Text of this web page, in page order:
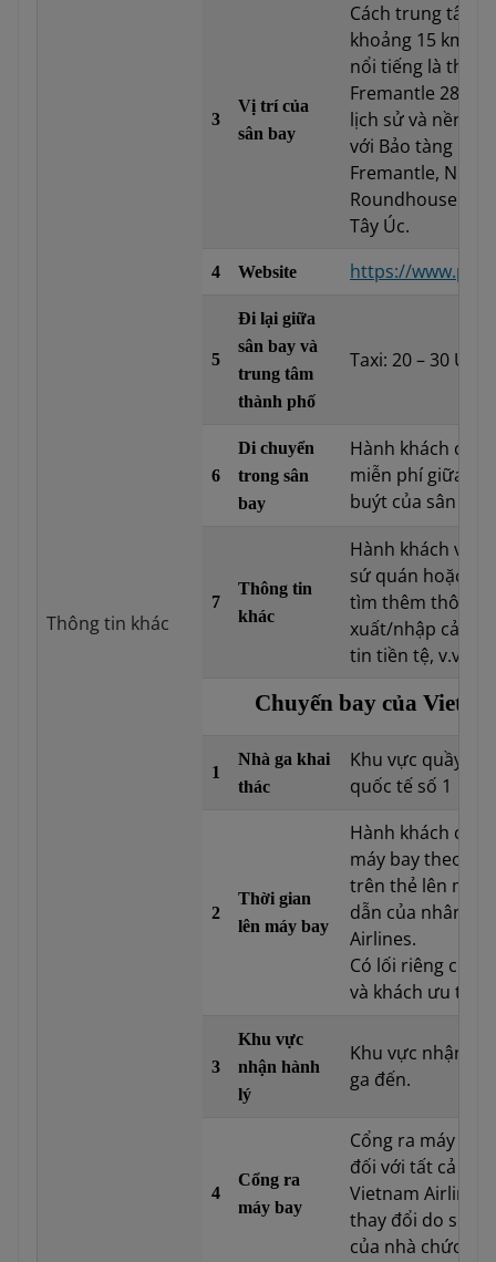
Thông tin khác
3
Vị trí của
sân bay
Cách trung tâm
khoảng 15 km.
nổi tiếng là
Fremantle 28
lịch sử và nền
với Bảo tàng
Fremantle, Nhà
Roundhouse –
Tây Úc.
4 Website https://
5
Đi lại giữa
sân bay và
trung tâm
thành phố
Taxi: 20 – 30 USD
6
Di chuyển
trong sân
bay
Hành khách có
miễn phí giữa
buýt của sân bay.
7
Thông tin
khác
Hành khách vui
sứ quán hoặc
tìm thêm thông
xuất/nhập cảnh,
tin tiền tệ, v.v.
Chuyến bay của
1
Nhà ga khai
thác
Khu vực quầy
quốc tế số 1
2
Thời gian
lên máy bay
Hành khách có
máy bay theo
trên thẻ lên máy
dẫn của nhân
Airlines.
Có lối riêng cho
và khách ưu tiên.
3
Khu vực
nhận hành
lý
Khu vực nhận
ga đến.
4
Cổng ra
máy bay
Cổng ra máy
đối với tất cả các
Vietnam
thay đổi do sự
của nhà chức